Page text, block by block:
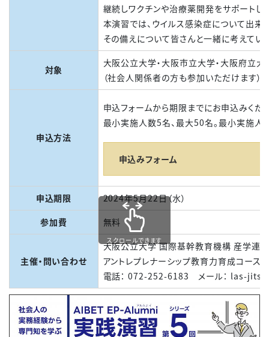
継続しワクチンや治療薬開発をサポートし
本演習では、ウイルス感染症について出来
その備えについて皆さんと一緒に考えてい
対象
大阪公立大学・大阪市立大学・大阪府立大
（社会人関係者の方も参加いただけます）
申込方法
申込フォームから期限までにお申込みくだ
最小実施人数5名、最大50名。最小実施人
申込みフォーム
申込期限
2024年5月22日（水）
参加費
無料
主催・問い合わせ
大阪公立大学 国際基幹教育機構 産学連
アントレプレナーシップ教育力育成コース
電話： 072-252-6183 メール： las-
スクロールできます